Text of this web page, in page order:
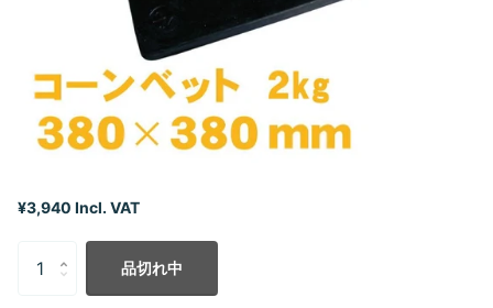
¥3,940 Incl. VAT
品切れ中